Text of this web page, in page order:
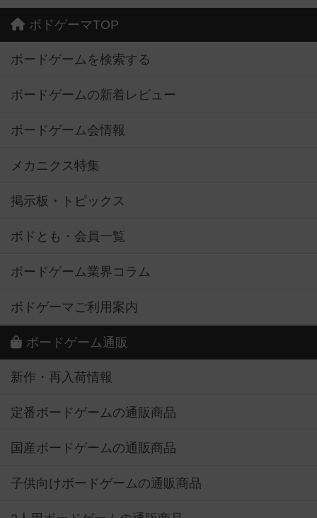
ボドゲーマTOP
ボードゲームを検索する
ボードゲームの新着レビュー
ボードゲーム会情報
メカニクス特集
掲示板・トピックス
ボドとも・会員一覧
ボードゲーム業界コラム
ボドゲーマご利用案内
ボードゲーム通販
新作・再入荷情報
定番ボードゲームの通販商品
国産ボードゲームの通販商品
子供向けボードゲームの通販商品